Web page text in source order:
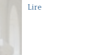
Lire